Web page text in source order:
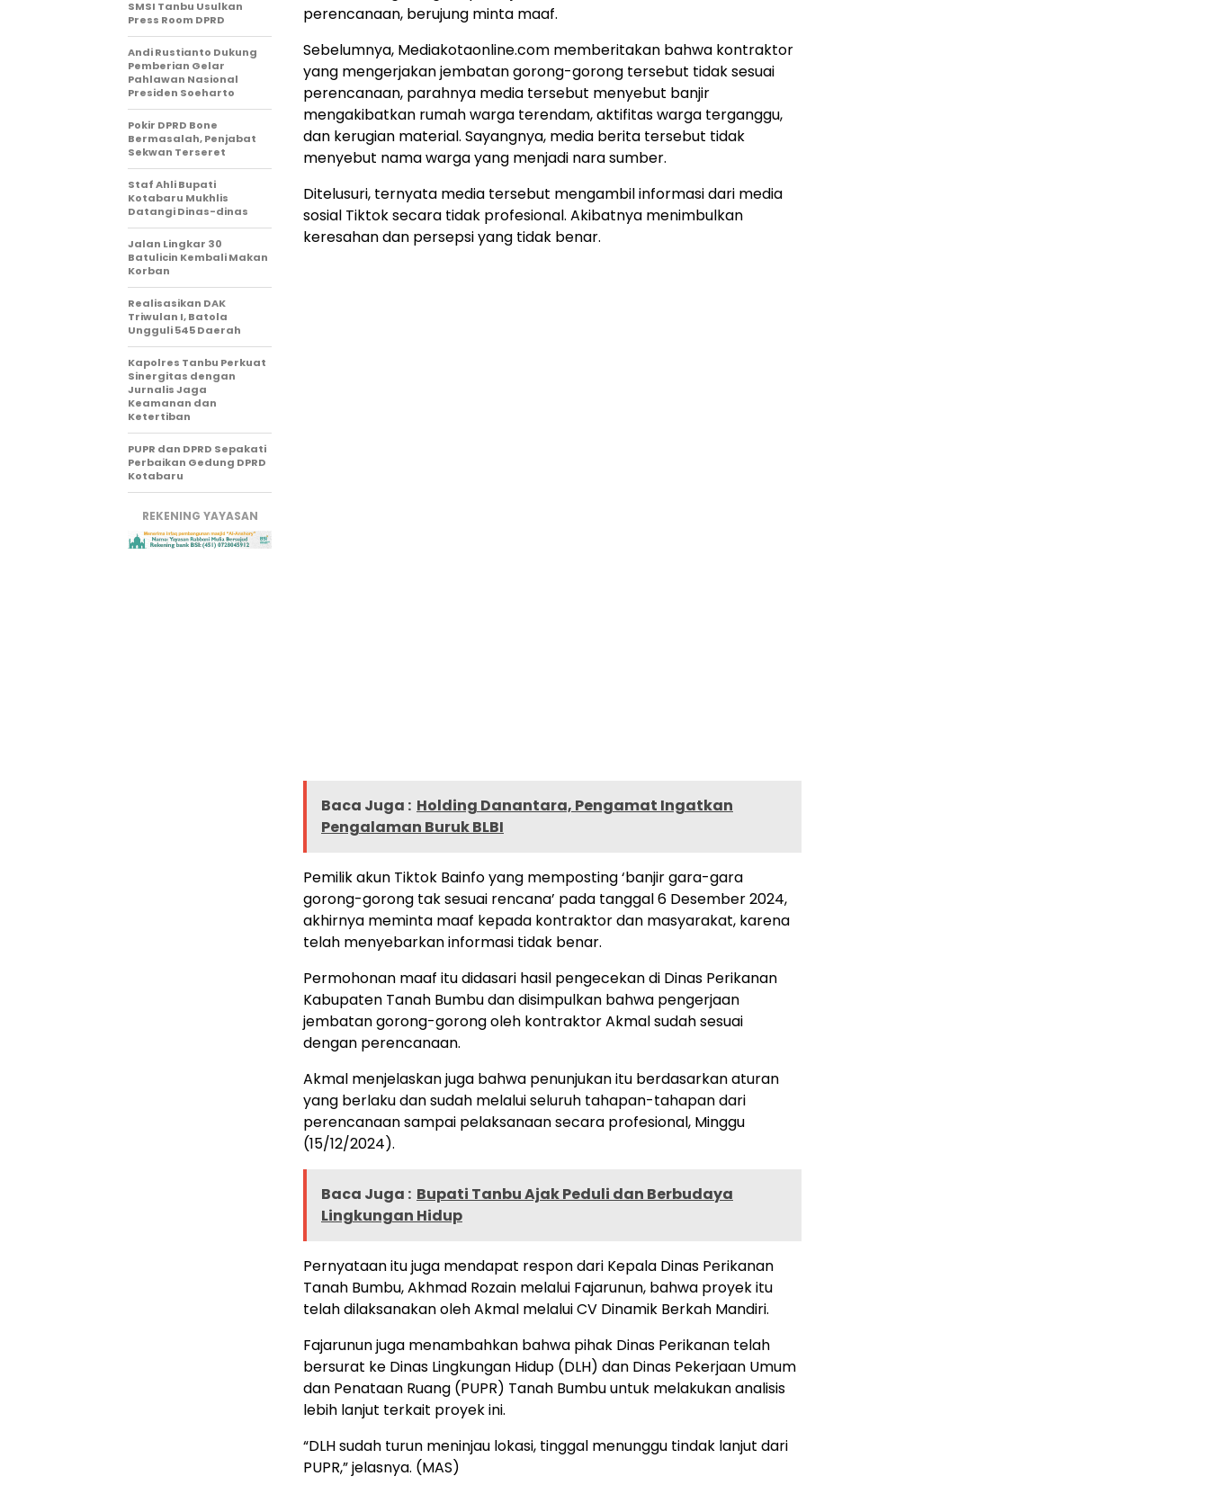
perencanaan, berujung minta maaf.
Sebelumnya, Mediakotaonline.com memberitakan bahwa kontraktor
yang mengerjakan jembatan gorong-gorong tersebut tidak sesuai
perencanaan, parahnya media tersebut menyebut banjir
mengakibatkan rumah warga terendam, aktifitas warga terganggu,
dan kerugian material. Sayangnya, media berita tersebut tidak
menyebut nama warga yang menjadi nara sumber.
Ditelusuri, ternyata media tersebut mengambil informasi dari media
sosial Tiktok secara tidak profesional. Akibatnya menimbulkan
keresahan dan persepsi yang tidak benar.
Baca Juga : Holding Danantara, Pengamat Ingatkan
Pengalaman Buruk BLBI
Pemilik akun Tiktok Bainfo yang memposting ‘banjir gara-gara
gorong-gorong tak sesuai rencana’ pada tanggal 6 Desember 2024,
akhirnya meminta maaf kepada kontraktor dan masyarakat, karena
telah menyebarkan informasi tidak benar.
Permohonan maaf itu didasari hasil pengecekan di Dinas Perikanan
Kabupaten Tanah Bumbu dan disimpulkan bahwa pengerjaan
jembatan gorong-gorong oleh kontraktor Akmal sudah sesuai
dengan perencanaan.
Akmal menjelaskan juga bahwa penunjukan itu berdasarkan aturan
yang berlaku dan sudah melalui seluruh tahapan-tahapan dari
perencanaan sampai pelaksanaan secara profesional, Minggu
(15/12/2024).
Baca Juga : Bupati Tanbu Ajak Peduli dan Berbudaya
Lingkungan Hidup
Pernyataan itu juga mendapat respon dari Kepala Dinas Perikanan
Tanah Bumbu, Akhmad Rozain melalui Fajarunun, bahwa proyek itu
telah dilaksanakan oleh Akmal melalui CV Dinamik Berkah Mandiri.
Fajarunun juga menambahkan bahwa pihak Dinas Perikanan telah
bersurat ke Dinas Lingkungan Hidup (DLH) dan Dinas Pekerjaan Umum
dan Penataan Ruang (PUPR) Tanah Bumbu untuk melakukan analisis
lebih lanjut terkait proyek ini.
“DLH sudah turun meninjau lokasi, tinggal menunggu tindak lanjut dari
PUPR,” jelasnya. (MAS)
SMSI Tanbu Usulkan
Press Room DPRD
Andi Rustianto Dukung
Pemberian Gelar
Pahlawan Nasional
Presiden Soeharto
Pokir DPRD Bone
Bermasalah, Penjabat
Sekwan Terseret
Staf Ahli Bupati
Kotabaru Mukhlis
Datangi Dinas-dinas
Jalan Lingkar 30
Batulicin Kembali Makan
Korban
Realisasikan DAK
Triwulan I, Batola
Ungguli 545 Daerah
Kapolres Tanbu Perkuat
Sinergitas dengan
Jurnalis Jaga
Keamanan dan
Ketertiban
PUPR dan DPRD Sepakati
Perbaikan Gedung DPRD
Kotabaru
REKENING YAYASAN